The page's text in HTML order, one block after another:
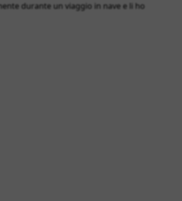
durante un viaggio in nave e li ho